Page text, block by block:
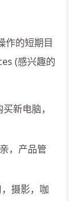
作的短期目
(感兴趣的
新电脑，
，产品管
摄影，咖